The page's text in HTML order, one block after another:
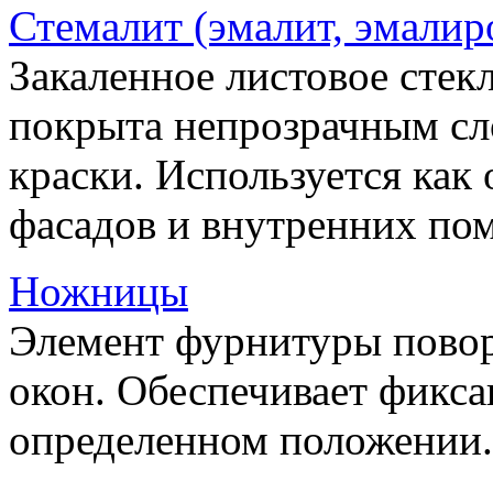
Стемалит (эмалит,
Закаленное листовое
покрыта непрозрачным
краски. Используется
фасадов и внутренних
Ножницы
Элемент фурнитуры
окон. Обеспечивает
определенном положении.